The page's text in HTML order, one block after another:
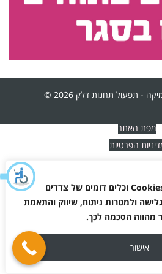
וכלים דומים של צדדים
ולמטרות ניתוח, שיווק והתאמת
מהווה הסכמה לכך.
אישור
- תפעול תחנות דלק 2026 ©
מפת האתר
הפרטיות